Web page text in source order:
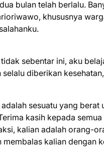
bulan telah berlalu.
khususnya
sebentar ini, aku
selalu diberikan
sesuatu yang
kasih kepada
kalian adalah orang-
membalas kalian dengan